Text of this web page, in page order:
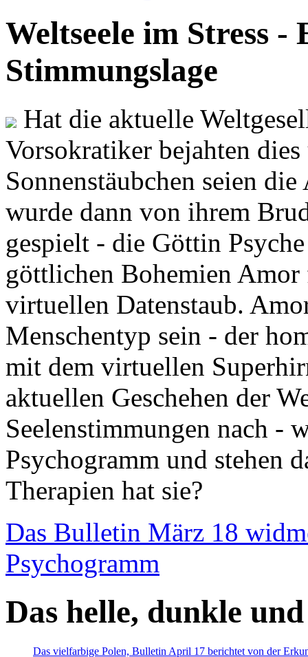
Weltseele im Stress -
Stimmungslage
Hat die aktuelle
Vorsokratiker bejahten
Sonnenstäubchen seien
wurde dann von ihrem
gespielt - die Göttin
göttlichen Bohemien
virtuellen Datenstaub.
Menschentyp sein - der
mit dem virtuellen
aktuellen Geschehen der
Seelenstimmungen nach -
Psychogramm und stehen
Therapien hat sie?
Das Bulletin März 18
Psychogramm
Das helle, dunkle
Das vielfarbige Polen, Bulletin April 17 berichtet von der